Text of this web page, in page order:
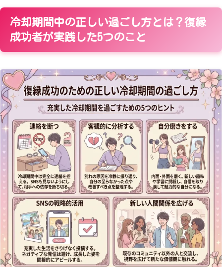
冷却期間中の正しい過ごし方とは？復縁
成功者が実践した5つのこと